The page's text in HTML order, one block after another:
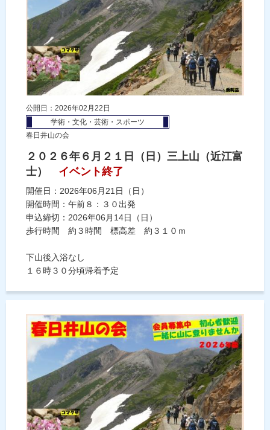
公開日：2026年02月22日
学術・文化・芸術・スポーツ
春日井山の会
２０２６年６月２１日（日）三上山（近江富
士）
イベント終了
開催日：2026年06月21日（日）
開催時間：午前８：３０出発
申込締切：2026年06月14日（日）
歩行時間 約３時間 標高差 約３１０ｍ
下山後入浴なし
１６時３０分頃帰着予定